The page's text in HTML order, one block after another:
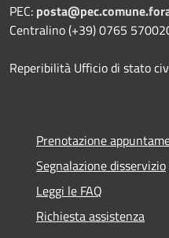
PEC:
Centralino (+39) 0765
Reperibilità Ufficio di stato
Prenotazione
Segnalazione disservizio
Leggi le FAQ
Richiesta assistenza